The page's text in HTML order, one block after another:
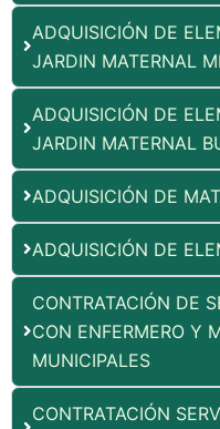
ADQUISICIÓN DE
JARDIN MATERNAL
ADQUISICIÓN DE
JARDIN MATERNAL
ADQUISICIÓN DE
ADQUISICIÓN DE
CONTRATACIÓN DE
CON ENFERMERO Y
MUNICIPALES
CONTRATACIÓN